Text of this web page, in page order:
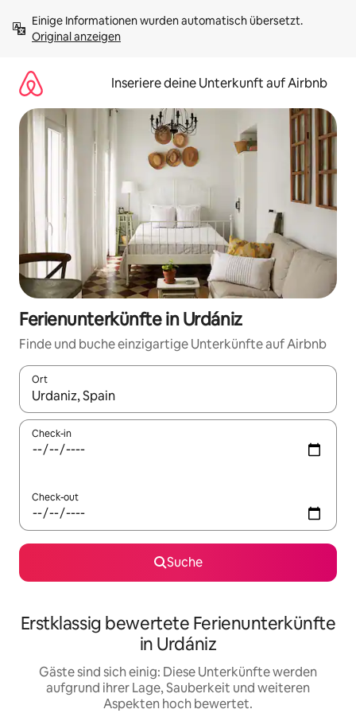
Inhalten
springenOriginal anzeigen
Inseriere deine Unterkunft auf Airbnb
Ferienunterkünfte in Urdániz
Finde und buche einzigartige Unterkünfte auf Airbnb
Ort
Wenn Ergebnisse verfügbar sind, navigiere mit den
Check-in
Check-out
Suche
Erstklassig bewertete Ferienunterkünfte
in Urdániz
Gäste sind sich einig: Diese Unterkünfte werden
aufgrund ihrer Lage, Sauberkeit und weiteren
Aspekten hoch bewertet.